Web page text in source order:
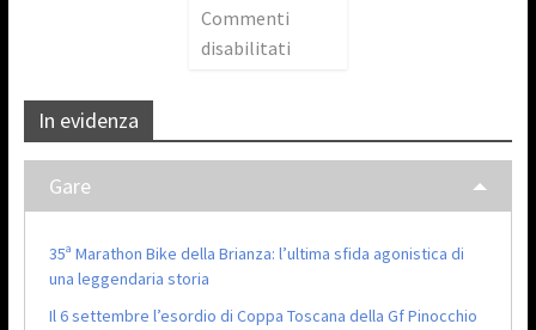
Commenti
disabilitati
In evidenza
Gare
35ª Marathon Bike della Brianza: l’ultima sfida agonistica di
una leggendaria storia
Il 6 settembre l’esordio di Coppa Toscana della Gf Pinocchio